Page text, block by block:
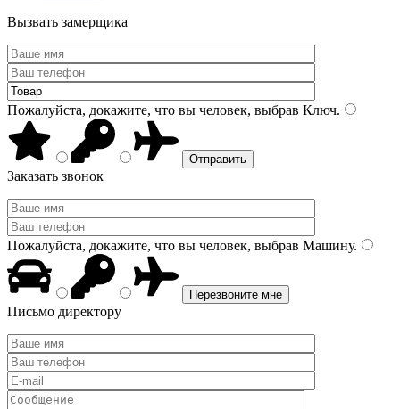
Вызвать замерщика
Пожалуйста, докажите, что вы человек, выбрав Ключ.
Заказать звонок
Пожалуйста, докажите, что вы человек, выбрав Машину.
Письмо директору